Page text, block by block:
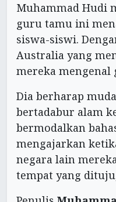
Muhammad Hudi
guru tamu ini
siswa-siswi.
Australia yang
mereka
Dia berharap
bertadabur alam
bermodalkan
mengajarkan
negara lain
tempat yang